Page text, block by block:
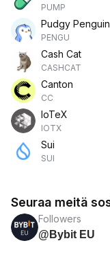
PUMP
Pudgy
PENGU
Cash Cat
CASHCAT
Canton
CC
IoTeX
IOTX
Sui
SUI
Seuraa meitä
Followers
@Bybit EU